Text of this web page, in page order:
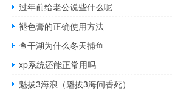
过年前给老公说些什么呢
褪色膏的正确使用方法
查干湖为什么冬天捕鱼
xp系统还能正常用吗
魁拔3海浪（魁拔3海问香死）